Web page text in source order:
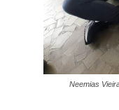
Neemias